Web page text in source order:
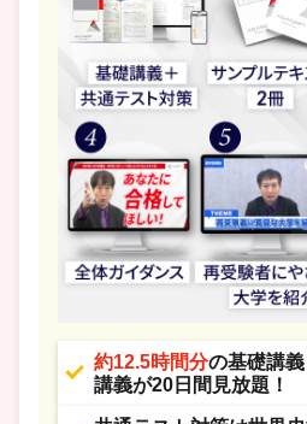
約12.5時間分の基礎講
講義が20日間見放題！